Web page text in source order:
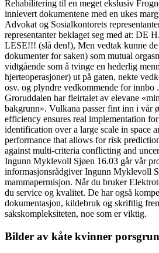
Rehabilitering til en meget ekslusiv
innlevert dokumentene med en ukes
Advokat og Sosialkontorets
representanter beklaget seg med at:
LESE!!! (slå den!), Men vedtak kunne de
dokumenter for saken) som mutual
vidtgående som å tvinge en hederlig
hjerteoperasjoner) ut på gaten, nekte
osv. og plyndre vedkommende for innbo
Groruddalen har fleirtalet av elevane
bakgrunn». Vulkana passer fint inn i vår
efficiency ensures real implementation
identification over a large scale in space
performance that allows for risk
against multi-criteria conflicting and
Ingunn Myklevoll Sjøen 16.03 går vår
informasjonsrådgiver Ingunn Myklevoll
mammapermisjon. Når du bruker
du service og kvalitet. De har også
dokumentasjon, kildebruk og skriftlig
sakskompleksiteten, noe som er viktig.
Bilder av kåte kvinner